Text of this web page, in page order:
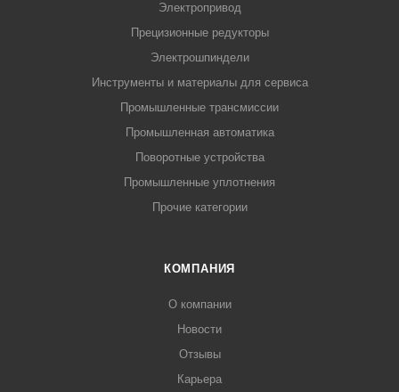
Электропривод
Прецизионные редукторы
Электрошпиндели
Инструменты и материалы для сервиса
Промышленные трансмиссии
Промышленная автоматика
Поворотные устройства
Промышленные уплотнения
Прочие категории
КОМПАНИЯ
О компании
Новости
Отзывы
Карьера